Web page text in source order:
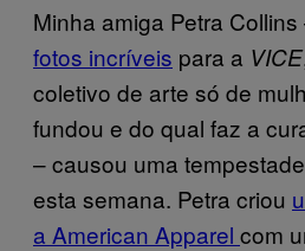
Minha amiga Petra
fotos incríveis para a VICE
coletivo de arte só de
fundou e do qual faz a
– causou uma
esta semana. Petra criou
a American Apparel com